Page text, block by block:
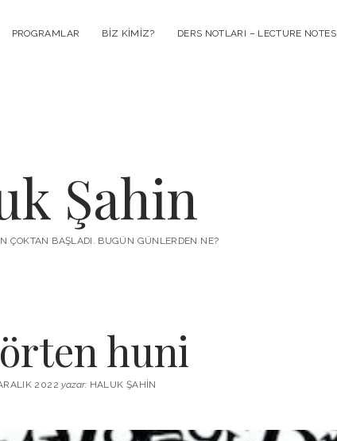
PROGRAMLAR BIZ KIMIZ? DERS NOTLARI – LECTURE NOTES
Şahin
ÇOKTAN BAŞLADI. BUGÜN GÜNLERDEN NE?
huni
2022yazar: HALUK ŞAHIN